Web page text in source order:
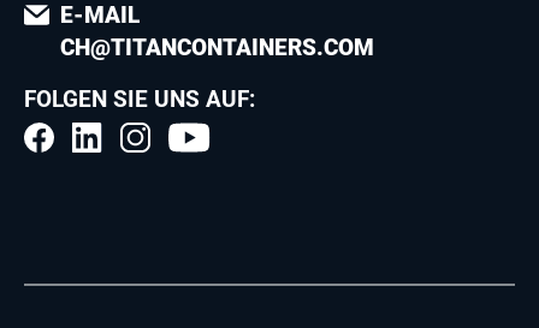
E-MAIL
CH@TITANCONTAINERS.COM
FOLGEN SIE UNS AUF: